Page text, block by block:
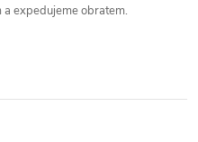
expedujeme obratem.